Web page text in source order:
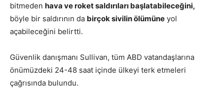
bitmeden hava ve roket saldırıları başlatabileceğini,
böyle bir saldırının da birçok sivilin ölümüne yol
açabileceğini belirtti.
Güvenlik danışmanı Sullivan, tüm ABD vatandaşlarına
önümüzdeki 24-48 saat içinde ülkeyi terk etmeleri
çağrısında bulundu.